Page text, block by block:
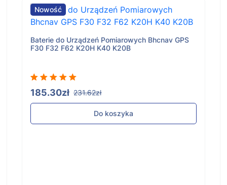
Nowość
Baterie do Urządzeń Pomiarowych Bhcnav GPS
F30 F32 F62 K20H K40 K20B
185.30zł 231.62zł
Do koszyka